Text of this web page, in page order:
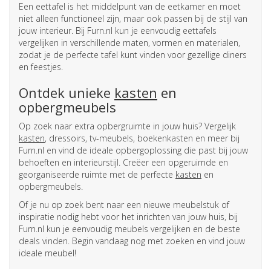
Een eettafel is het middelpunt van de eetkamer en moet
niet alleen functioneel zijn, maar ook passen bij de stijl van
jouw interieur. Bij Furn.nl kun je eenvoudig eettafels
vergelijken in verschillende maten, vormen en materialen,
zodat je de perfecte tafel kunt vinden voor gezellige diners
en feestjes.
Ontdek unieke kasten en
opbergmeubels
Op zoek naar extra opbergruimte in jouw huis? Vergelijk
kasten, dressoirs, tv-meubels, boekenkasten en meer bij
Furn.nl en vind de ideale opbergoplossing die past bij jouw
behoeften en interieurstijl. Creëer een opgeruimde en
georganiseerde ruimte met de perfecte kasten en
opbergmeubels.
Of je nu op zoek bent naar een nieuwe meubelstuk of
inspiratie nodig hebt voor het inrichten van jouw huis, bij
Furn.nl kun je eenvoudig meubels vergelijken en de beste
deals vinden. Begin vandaag nog met zoeken en vind jouw
ideale meubel!